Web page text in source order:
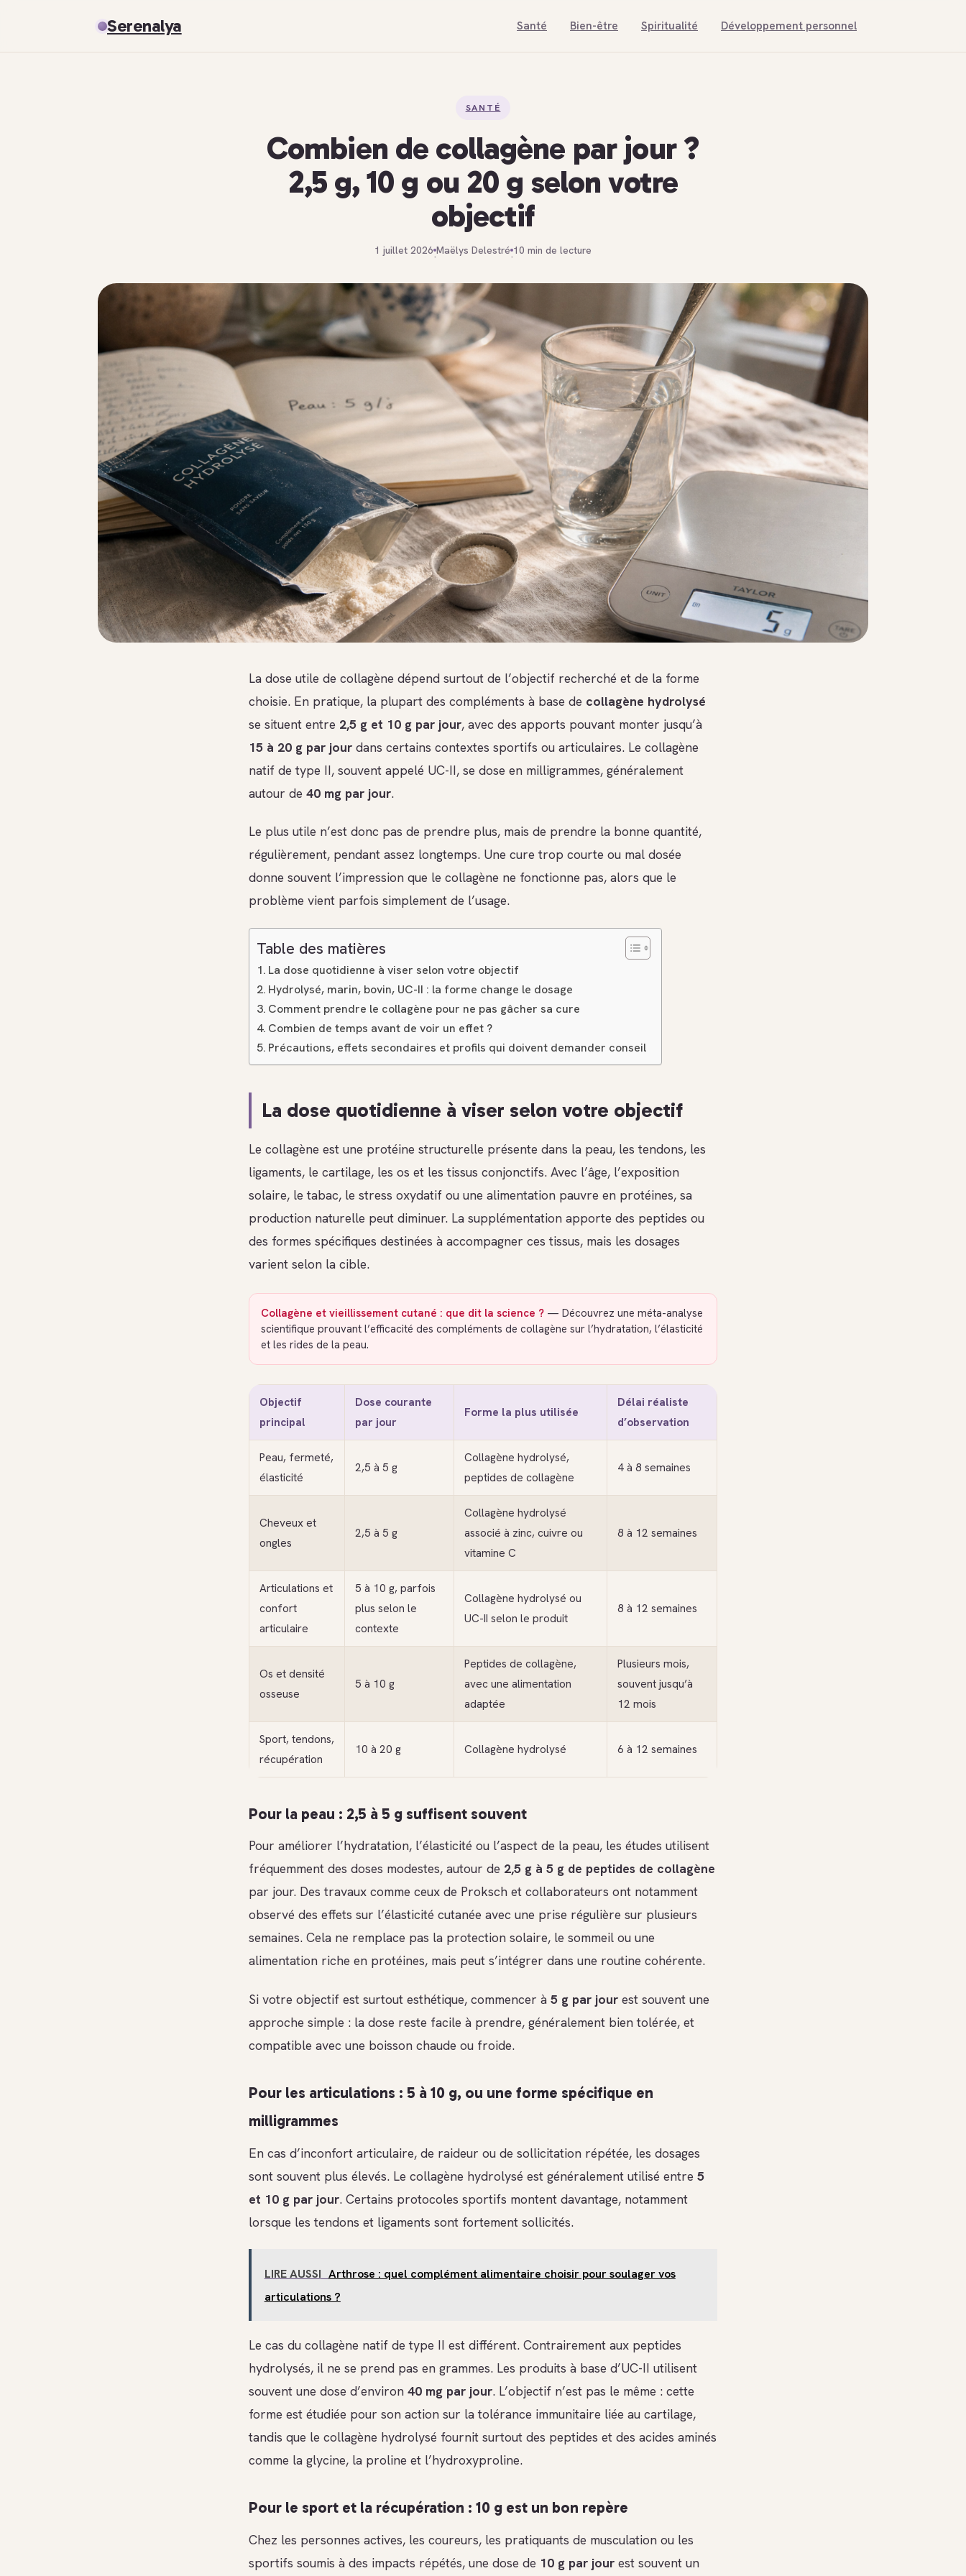
Serenalya Santé Bien-être Spiritualité Développement personnel
SANTÉ
Combien de collagène par jour ?
2,5 g, 10 g ou 20 g selon votre
objectif
1 juillet 2026
·
Maëlys Delestré
·
10 min de lecture
La dose utile de collagène dépend surtout de l’objectif recherché et de la forme
choisie. En pratique, la plupart des compléments à base de collagène hydrolysé
se situent entre 2,5 g et 10 g par jour, avec des apports pouvant monter jusqu’à
15 à 20 g par jour dans certains contextes sportifs ou articulaires. Le collagène
natif de type II, souvent appelé UC-II, se dose en milligrammes, généralement
autour de 40 mg par jour.
Le plus utile n’est donc pas de prendre plus, mais de prendre la bonne quantité,
régulièrement, pendant assez longtemps. Une cure trop courte ou mal dosée
donne souvent l’impression que le collagène ne fonctionne pas, alors que le
problème vient parfois simplement de l’usage.
Table des matières
La dose quotidienne à viser selon votre objectif
Hydrolysé, marin, bovin, UC-II : la forme change le dosage
Comment prendre le collagène pour ne pas gâcher sa cure
Combien de temps avant de voir un effet ?
Précautions, effets secondaires et profils qui doivent demander conseil
La dose quotidienne à viser selon votre objectif
Le collagène est une protéine structurelle présente dans la peau, les tendons, les
ligaments, le cartilage, les os et les tissus conjonctifs. Avec l’âge, l’exposition
solaire, le tabac, le stress oxydatif ou une alimentation pauvre en protéines, sa
production naturelle peut diminuer. La supplémentation apporte des peptides ou
des formes spécifiques destinées à accompagner ces tissus, mais les dosages
varient selon la cible.
Collagène et vieillissement cutané : que dit la science ? — Découvrez une méta-analyse
scientifique prouvant l’efficacité des compléments de collagène sur l’hydratation, l’élasticité
et les rides de la peau.
Objectif
principal
Dose courante
par jour
Forme la plus utilisée
Délai réaliste
d’observation
Peau, fermeté,
élasticité
2,5 à 5 g
Collagène hydrolysé,
peptides de collagène
4 à 8 semaines
Cheveux et
ongles
2,5 à 5 g
Collagène hydrolysé
associé à zinc, cuivre ou
vitamine C
8 à 12 semaines
Articulations et
confort
articulaire
5 à 10 g, parfois
plus selon le
contexte
Collagène hydrolysé ou
UC-II selon le produit
8 à 12 semaines
Os et densité
osseuse
5 à 10 g
Peptides de collagène,
avec une alimentation
adaptée
Plusieurs mois,
souvent jusqu’à
12 mois
Sport, tendons,
récupération
10 à 20 g Collagène hydrolysé 6 à 12 semaines
Pour la peau : 2,5 à 5 g suffisent souvent
Pour améliorer l’hydratation, l’élasticité ou l’aspect de la peau, les études utilisent
fréquemment des doses modestes, autour de 2,5 g à 5 g de peptides de collagène
par jour. Des travaux comme ceux de Proksch et collaborateurs ont notamment
observé des effets sur l’élasticité cutanée avec une prise régulière sur plusieurs
semaines. Cela ne remplace pas la protection solaire, le sommeil ou une
alimentation riche en protéines, mais peut s’intégrer dans une routine cohérente.
Si votre objectif est surtout esthétique, commencer à 5 g par jour est souvent une
approche simple : la dose reste facile à prendre, généralement bien tolérée, et
compatible avec une boisson chaude ou froide.
Pour les articulations : 5 à 10 g, ou une forme spécifique en
milligrammes
En cas d’inconfort articulaire, de raideur ou de sollicitation répétée, les dosages
sont souvent plus élevés. Le collagène hydrolysé est généralement utilisé entre 5
et 10 g par jour. Certains protocoles sportifs montent davantage, notamment
lorsque les tendons et ligaments sont fortement sollicités.
LIRE AUSSI Arthrose : quel complément alimentaire choisir pour soulager vos
articulations ?
Le cas du collagène natif de type II est différent. Contrairement aux peptides
hydrolysés, il ne se prend pas en grammes. Les produits à base d’UC-II utilisent
souvent une dose d’environ 40 mg par jour. L’objectif n’est pas le même : cette
forme est étudiée pour son action sur la tolérance immunitaire liée au cartilage,
tandis que le collagène hydrolysé fournit surtout des peptides et des acides aminés
comme la glycine, la proline et l’hydroxyproline.
Pour le sport et la récupération : 10 g est un bon repère
Chez les personnes actives, les coureurs, les pratiquants de musculation ou les
sportifs soumis à des impacts répétés, une dose de 10 g par jour est souvent un